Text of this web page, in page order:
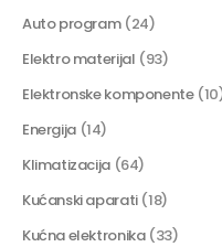
Auto program (24)
Elektro materijal (93)
Elektronske komponente
Energija (14)
Klimatizacija (64)
Kućanski aparati (18)
Kućna elektronika (33)